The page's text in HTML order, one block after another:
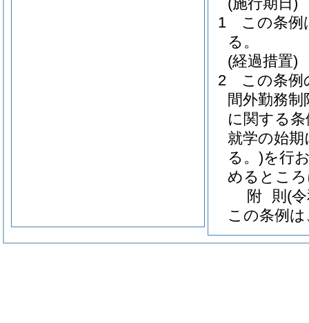
1
この条例
る。
(経過措置)
2
この条例
間外勤務
に関する
就学の始
る。)を行
めるとこ
附 則 (
この条例